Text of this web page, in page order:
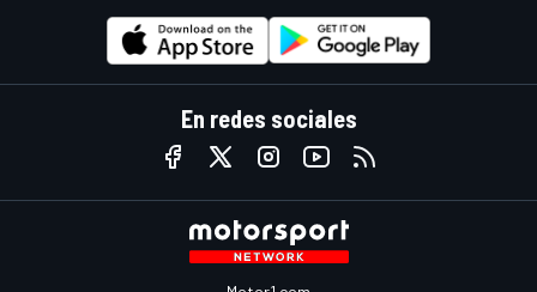
En redes sociales